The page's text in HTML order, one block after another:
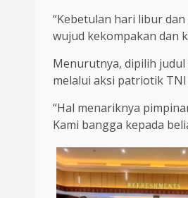
“Kebetulan hari libur
wujud kekompakan dan
Menurutnya, dipilih
melalui aksi patriotik
“Hal menariknya
Kami bangga kepada